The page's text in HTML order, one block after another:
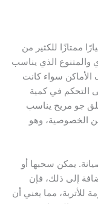
ممتازًا للكثير من
والمتنوع الذي يناسب
الأماكن سواء كانت
التحكم في كمية
جو مريح يناسب
الخصوصية، وهو
يمكن سحبها أو
إلى ذلك، فإن
للأتربة، مما يعني أن